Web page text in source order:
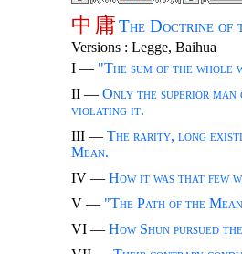
中 庸The Doctrine of
Versions : Legge, Baihua
I — "The sum of the whole
II — Only the superior man
violating it.
III — The rarity, long
Mean.
IV — How it was that few
V — "The Path of the
VI — How Shun pursued